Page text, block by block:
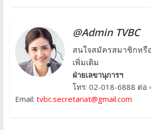
@Admin TVBC
สนใจสมัครสมาชิกห
เพิ่มเติม
ฝ่ายเลขานุการฯ
โทร: 02-018-6888 ต่อ
Email: tvbc.secretariat@gmail.com